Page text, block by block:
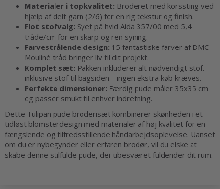
Materialer i topkvalitet: Broderet med korssting ved
hjælp af delt garn (2/6) for en rig tekstur og finish.
Flot stofvalg: Syet på hvid Aida 357/00 med 5,4
tråde/cm for en skarp og ren syning.
Farvestrålende design: 15 fantastiske farver af DMC
Mouliné tråd bringer liv til dit projekt.
Komplet sæt: Pakken inkluderer alt nødvendigt stof,
inklusive stof til bagsiden – ingen ekstra køb kræves.
Perfekte dimensioner: Færdig pude måler 35x35 cm
og passer smukt til enhver indretning.
Dette Tulipan pude broderisæt kombinerer skønheden i et
tidløst blomsterdesign med materialer af høj kvalitet for en
fængslende og tilfredsstillende håndarbejdsoplevelse. Uanset
om du er nybegynder eller erfaren brodør, vil du elske at
skabe denne stilfulde pude, der ubesværet fuldender dit rum.